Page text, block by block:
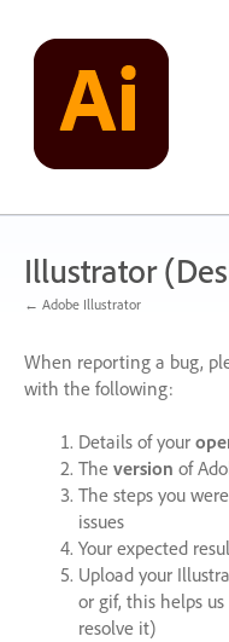
content
Illustrator
← Adobe Illustrator
When reporting a bug,
with the following:
Details of your
The version of
The steps you
issues
Your expected
Upload your
or gif, this helps
resolve it)